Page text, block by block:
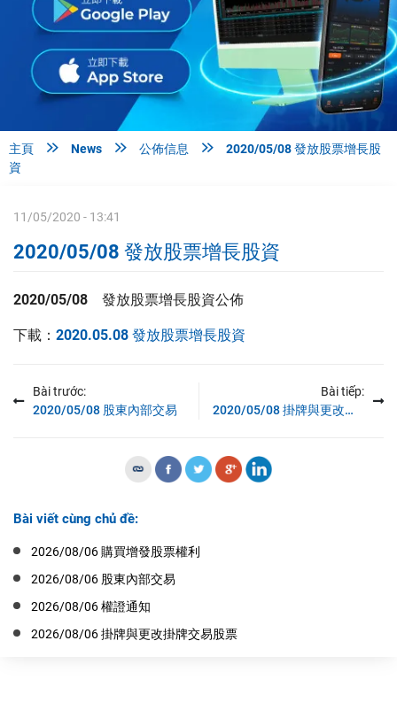
主頁  News  公佈信息 
2020/05/08 發放股票增長股
資
11/05/2020 - 13:41
2020/05/08 發放股票增長股資
2020/05/08 發放股票增長股資公佈
下載： 2020.05.08 發放股票增長股資
Bài trước:
2020/05/08 股東內部交易
Bài tiếp:
2020/05/08 掛牌與更改掛牌交易股票
Bài viết cùng chủ đề:
2026/08/06 購買增發股票權利
2026/08/06 股東內部交易
2026/08/06 權證通知
2026/08/06 掛牌與更改掛牌交易股票